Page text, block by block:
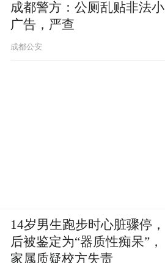
成都警方：公厕乱贴非法小
广告，严查
成都公安
14岁男生跑步时心脏骤停，
后被鉴定为“器质性痴呆”，
家属质疑校方失责